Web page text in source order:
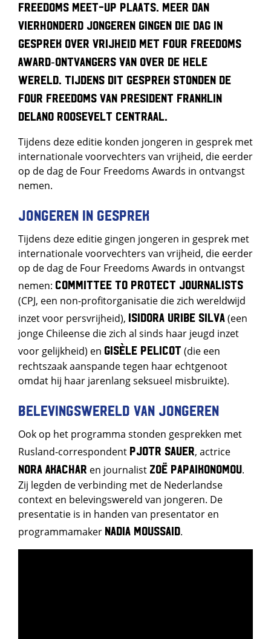
Freedoms Meet-up plaats. Meer dan
vierhonderd jongeren gingen die dag in
gesprek over vrijheid met Four Freedoms
Award‑ontvangers van over de hele
wereld. Tijdens dit gesprek stonden de
Four Freedoms van president Franklin
Delano Roosevelt centraal.
Tijdens deze editie konden jongeren in gesprek met
internationale voorvechters van vrijheid, die eerder
op de dag de Four Freedoms Awards in ontvangst
nemen.
Jongeren in gesprek
Tijdens deze editie gingen jongeren in gesprek met
internationale voorvechters van vrijheid, die eerder
op de dag de Four Freedoms Awards in ontvangst
nemen: Committee to Protect Journalists
(CPJ, een non-profitorganisatie die zich wereldwijd
inzet voor persvrijheid), Isidora Uribe Silva (een
jonge Chileense die zich al sinds haar jeugd inzet
voor gelijkheid) en Gisèle Pelicot (die een
rechtszaak aanspande tegen haar echtgenoot
omdat hij haar jarenlang seksueel misbruikte).
Belevingswereld van jongeren
Ook op het programma stonden gesprekken met
Rusland-correspondent Pjotr Sauer, actrice
Nora Akachar en journalist Zoë Papaikonomou.
Zij legden de verbinding met de Nederlandse
context en belevingswereld van jongeren. De
presentatie is in handen van presentator en
programmamaker Nadia Moussaid.